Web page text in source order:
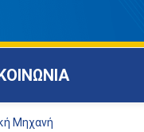
Μηχανή